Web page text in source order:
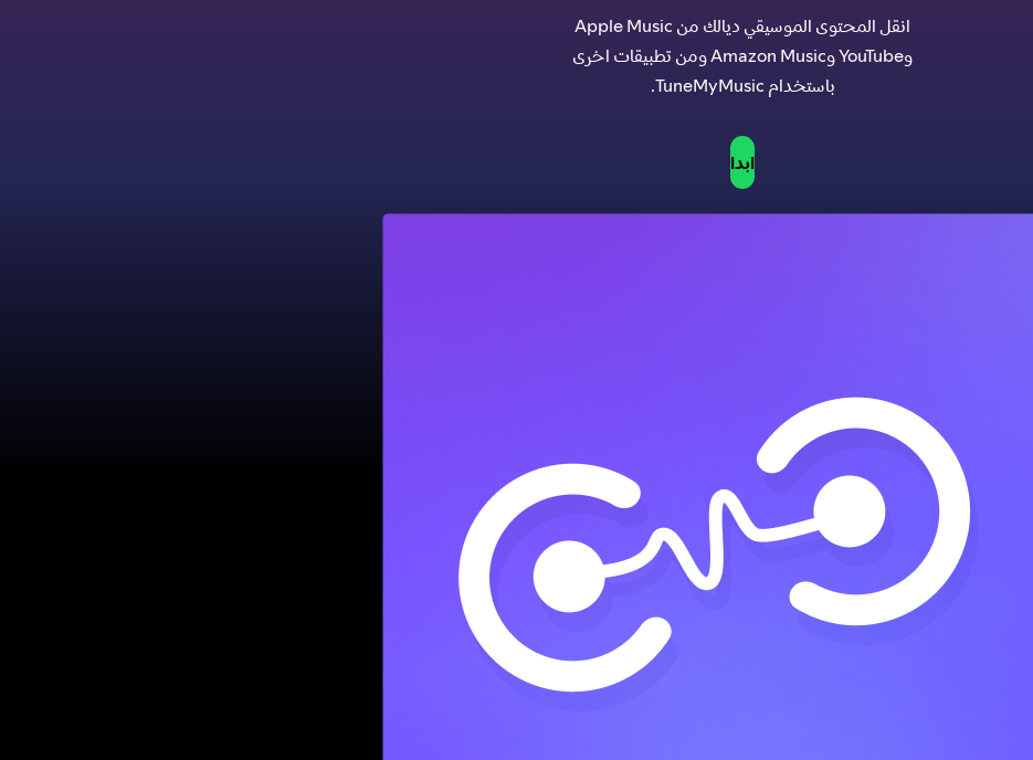
انقل المحتوى الموسيقي ديالك من Apple Music
وYouTube وAmazon Music ومن تطبيقات اخرى
باستخدام TuneMyMusic.
ابدا